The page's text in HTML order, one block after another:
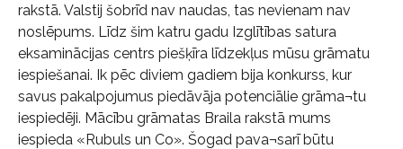
rakstā. Valstij šobrīd nav naudas, tas nevienam nav
noslēpums. Līdz šim katru gadu Izglītības satura
eksaminācijas centrs piešķīra līdzekļus mūsu grāmatu
iespiešanai. Ik pēc diviem gadiem bija konkurss, kur
savus pakalpojumus piedāvāja potenciālie grāma¬tu
iespiedēji. Mācību grāmatas Braila rakstā mums
iespieda «Rubuls un Co». Šogad pava¬sarī būtu